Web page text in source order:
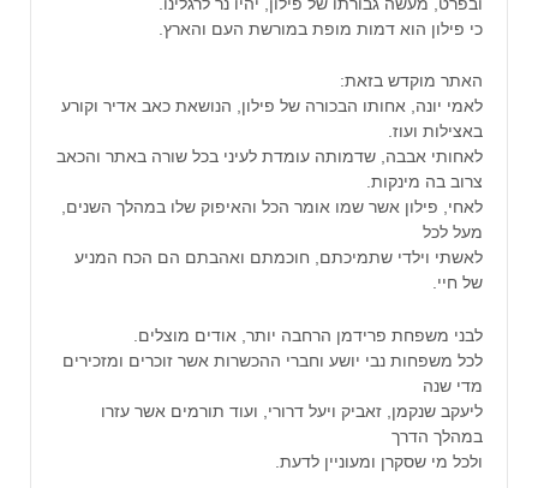
כי פילון הוא דמות מופת במורשת העם והארץ.
האתר מוקדש בזאת:
לאמי יונה, אחותו הבכורה של פילון, הנושאת כאב אדיר וקורע
באצילות ועוז.
לאחותי אבבה, שדמותה עומדת לעיני בכל שורה באתר והכאב
צרוב בה מינקות.
לאחי, פילון אשר שמו אומר הכל והאיפוק שלו במהלך השנים,
מעל לכל
לאשתי וילדי שתמיכתם, חוכמתם ואהבתם הם הכח המניע
של חיי.
לבני משפחת פרידמן הרחבה יותר, אודים מוצלים.
לכל משפחות נבי יושע וחברי ההכשרות אשר זוכרים ומזכירים
מדי שנה
ליעקב שנקמן, זאביק ויעל דרורי, ועוד תורמים אשר עזרו
במהלך הדרך
ולכל מי שסקרן ומעוניין לדעת.